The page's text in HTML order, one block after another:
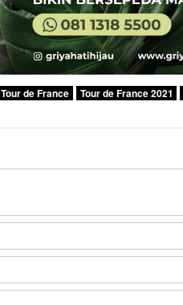
Tour de France Tour de France 2021